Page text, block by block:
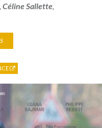
Céline Sallette,